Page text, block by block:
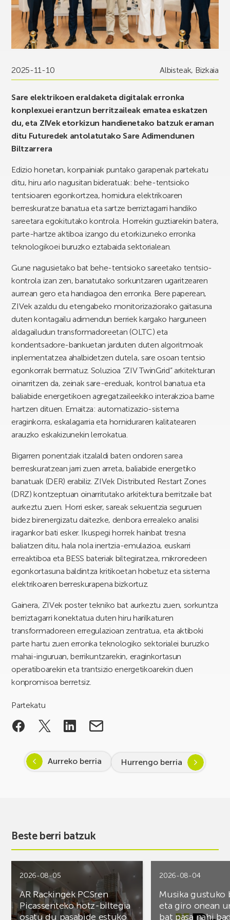
2025-11-10 Albisteak, Bizkaia
Sare elektrikoen eraldaketa digitalak erronka
konplexuei erantzun berritzaileak ematea eskatzen
du, eta ZIVek etorkizun handienetako batzuk eraman
ditu Futuredek antolatutako Sare Adimendunen
Biltzarrera
Edizio honetan, konpainiak puntako garapenak partekatu
ditu, hiru arlo nagusitan bideratuak: behe-tentsioko
tentsioaren egonkortzea, hornidura elektrikoaren
berreskuratze banatua eta sartze berriztagarri handiko
sareetara egokitutako kontrola. Horrekin guztiarekin batera,
parte-hartze aktiboa izango du etorkizuneko erronka
teknologikoei buruzko eztabaida sektorialean.
Gune nagusietako bat behe-tentsioko sareetako tentsio-
kontrola izan zen, banatutako sorkuntzaren ugaritzearen
aurrean gero eta handiagoa den erronka. Bere paperean,
ZIVek azaldu du etengabeko monitorizaziorako gaitasuna
duten kontagailu adimendun berriek kargako harguneen
aldagailudun transformadoreetan (OLTC) eta
kondentsadore-bankuetan jarduten duten algoritmoak
inplementatzea ahalbidetzen dutela, sare osoan tentsio
egonkorrak bermatuz. Soluzioa “ZIV TwinGrid” arkitekturan
oinarritzen da, zeinak sare-ereduak, kontrol banatua eta
baliabide energetikoen agregatzaileekiko interakzioa barne
hartzen dituen. Emaitza: automatizazio-sistema
eraginkorra, eskalagarria eta horniduraren kalitatearen
arauzko eskakizunekin lerrokatua.
Bigarren ponentziak itzalaldi baten ondoren sarea
berreskuratzean jarri zuen arreta, baliabide energetiko
banatuak (DER) erabiliz. ZIVek Distributed Restart Zones
(DRZ) kontzeptuan oinarritutako arkitektura berritzaile bat
aurkeztu zuen. Horri esker, sareak sekuentzia seguruen
bidez birenergizatu daitezke, denbora errealeko analisi
iragankor bati esker. Ikuspegi horrek hainbat tresna
baliatzen ditu, hala nola inertzia-emulazioa, euskarri
erreaktiboa eta BESS bateriak biltegiratzea, mikroredeen
egonkortasuna baldintza kritikoetan hobetuz eta sistema
elektrikoaren berreskurapena bizkortuz.
Gainera, ZIVek poster tekniko bat aurkeztu zuen, sorkuntza
berriztagarri konektatua duten hiru harilkaturen
transformadoreen erregulazioan zentratua, eta aktiboki
parte hartu zuen erronka teknologiko sektorialei buruzko
mahai-inguruan, berrikuntzarekin, eraginkortasun
operatiboarekin eta trantsizio energetikoarekin duen
konpromisoa berretsiz.
Partekatu
Aurreko berria Hurrengo berria
Beste berri batzuk
2026-08-05
AR Rackingek PCSren
Picassenteko hotz-biltegia
osatu du pasabide estuko
2026-08-04
Musika gustuko
eta giro onean
bat pasa nahi